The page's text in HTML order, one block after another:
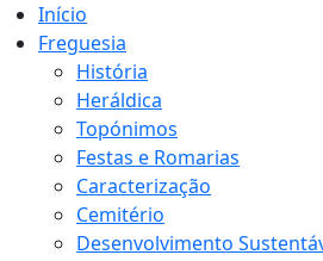
Início
Freguesia
História
Heráldica
Topónimos
Festas e Romarias
Caracterização
Cemitério
Desenvolvimento